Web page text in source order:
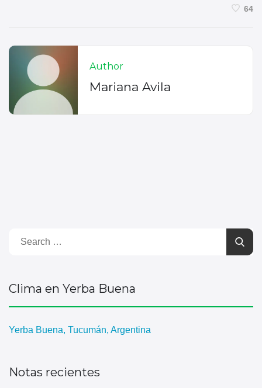
64
Author
Mariana Avila
Clima en Yerba Buena
Yerba Buena, Tucumán, Argentina
Notas recientes